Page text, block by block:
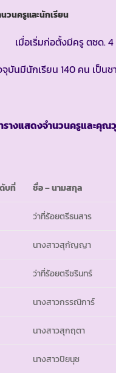
วนครูและนักเรียน
อเริ่มก่อตั้งมีครู ตชด. 4
บันมีนักเรียน 140 คน เป็น
รางแสดงจำนวนครูและคุ
บที่ ชื่อ– นามสกุล
ว่าที่ร้อยตรีธนสาร
นางสาวสุกัญญา
ว่าที่ร้อยตรีชรินทร์
นางสาวกรรณิการ์
นางสาวสุกฤตา
นางสาวปิยนุช